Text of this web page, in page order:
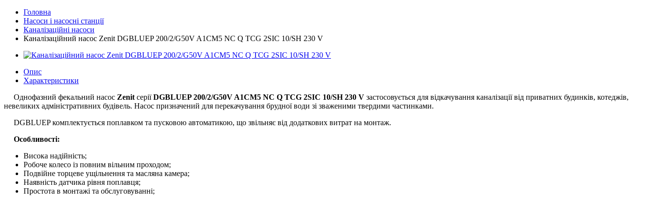
Головна
Насоси і насосні станції
Каналізаційні насоси
Каналізаційний насос Zenit DGBLUEP 200/2/G50V A1CM5 NC Q TCG 2SIC 10/SH 230 V
Опис
Характеристики
Однофазний фекальний насос Zenit серіїDGBLUEP 200/2/G50V A1CM5 NC Q TCG 2SIC 10/SH 230 V застосовується для відкачування каналізації від приватних будинків, котеджів,
невеликих адміністративних будівель. Насос призначений для перекачування брудної води зі зваженими твердими частинками.
DGBLUEP комплектується поплавком та пусковою автоматикою, що звільняє від додаткових витрат на монтаж.
Особливості:
Висока надійність;
Робоче колесо із повним вільним проходом;
Подвійне торцеве ущільнення та масляна камера;
Наявність датчика рівня поплавця;
Простота в монтажі та обслуговуванні;